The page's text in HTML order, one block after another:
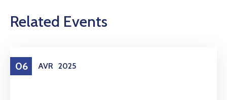
Related Events
06 AVR 2025